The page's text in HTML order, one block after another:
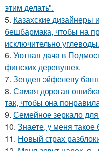
этим делать".
5. Казахские дизайнеры
бешбармака, чтобы на
исключительно углеводы.
6. Уютная дача в
финских деревушек.
7. Зендея эйфелеву
8. Самая дорогая
так, чтобы она
9. Семейное зеркало для
10. Знаете, у меня такое
11. Новый страх